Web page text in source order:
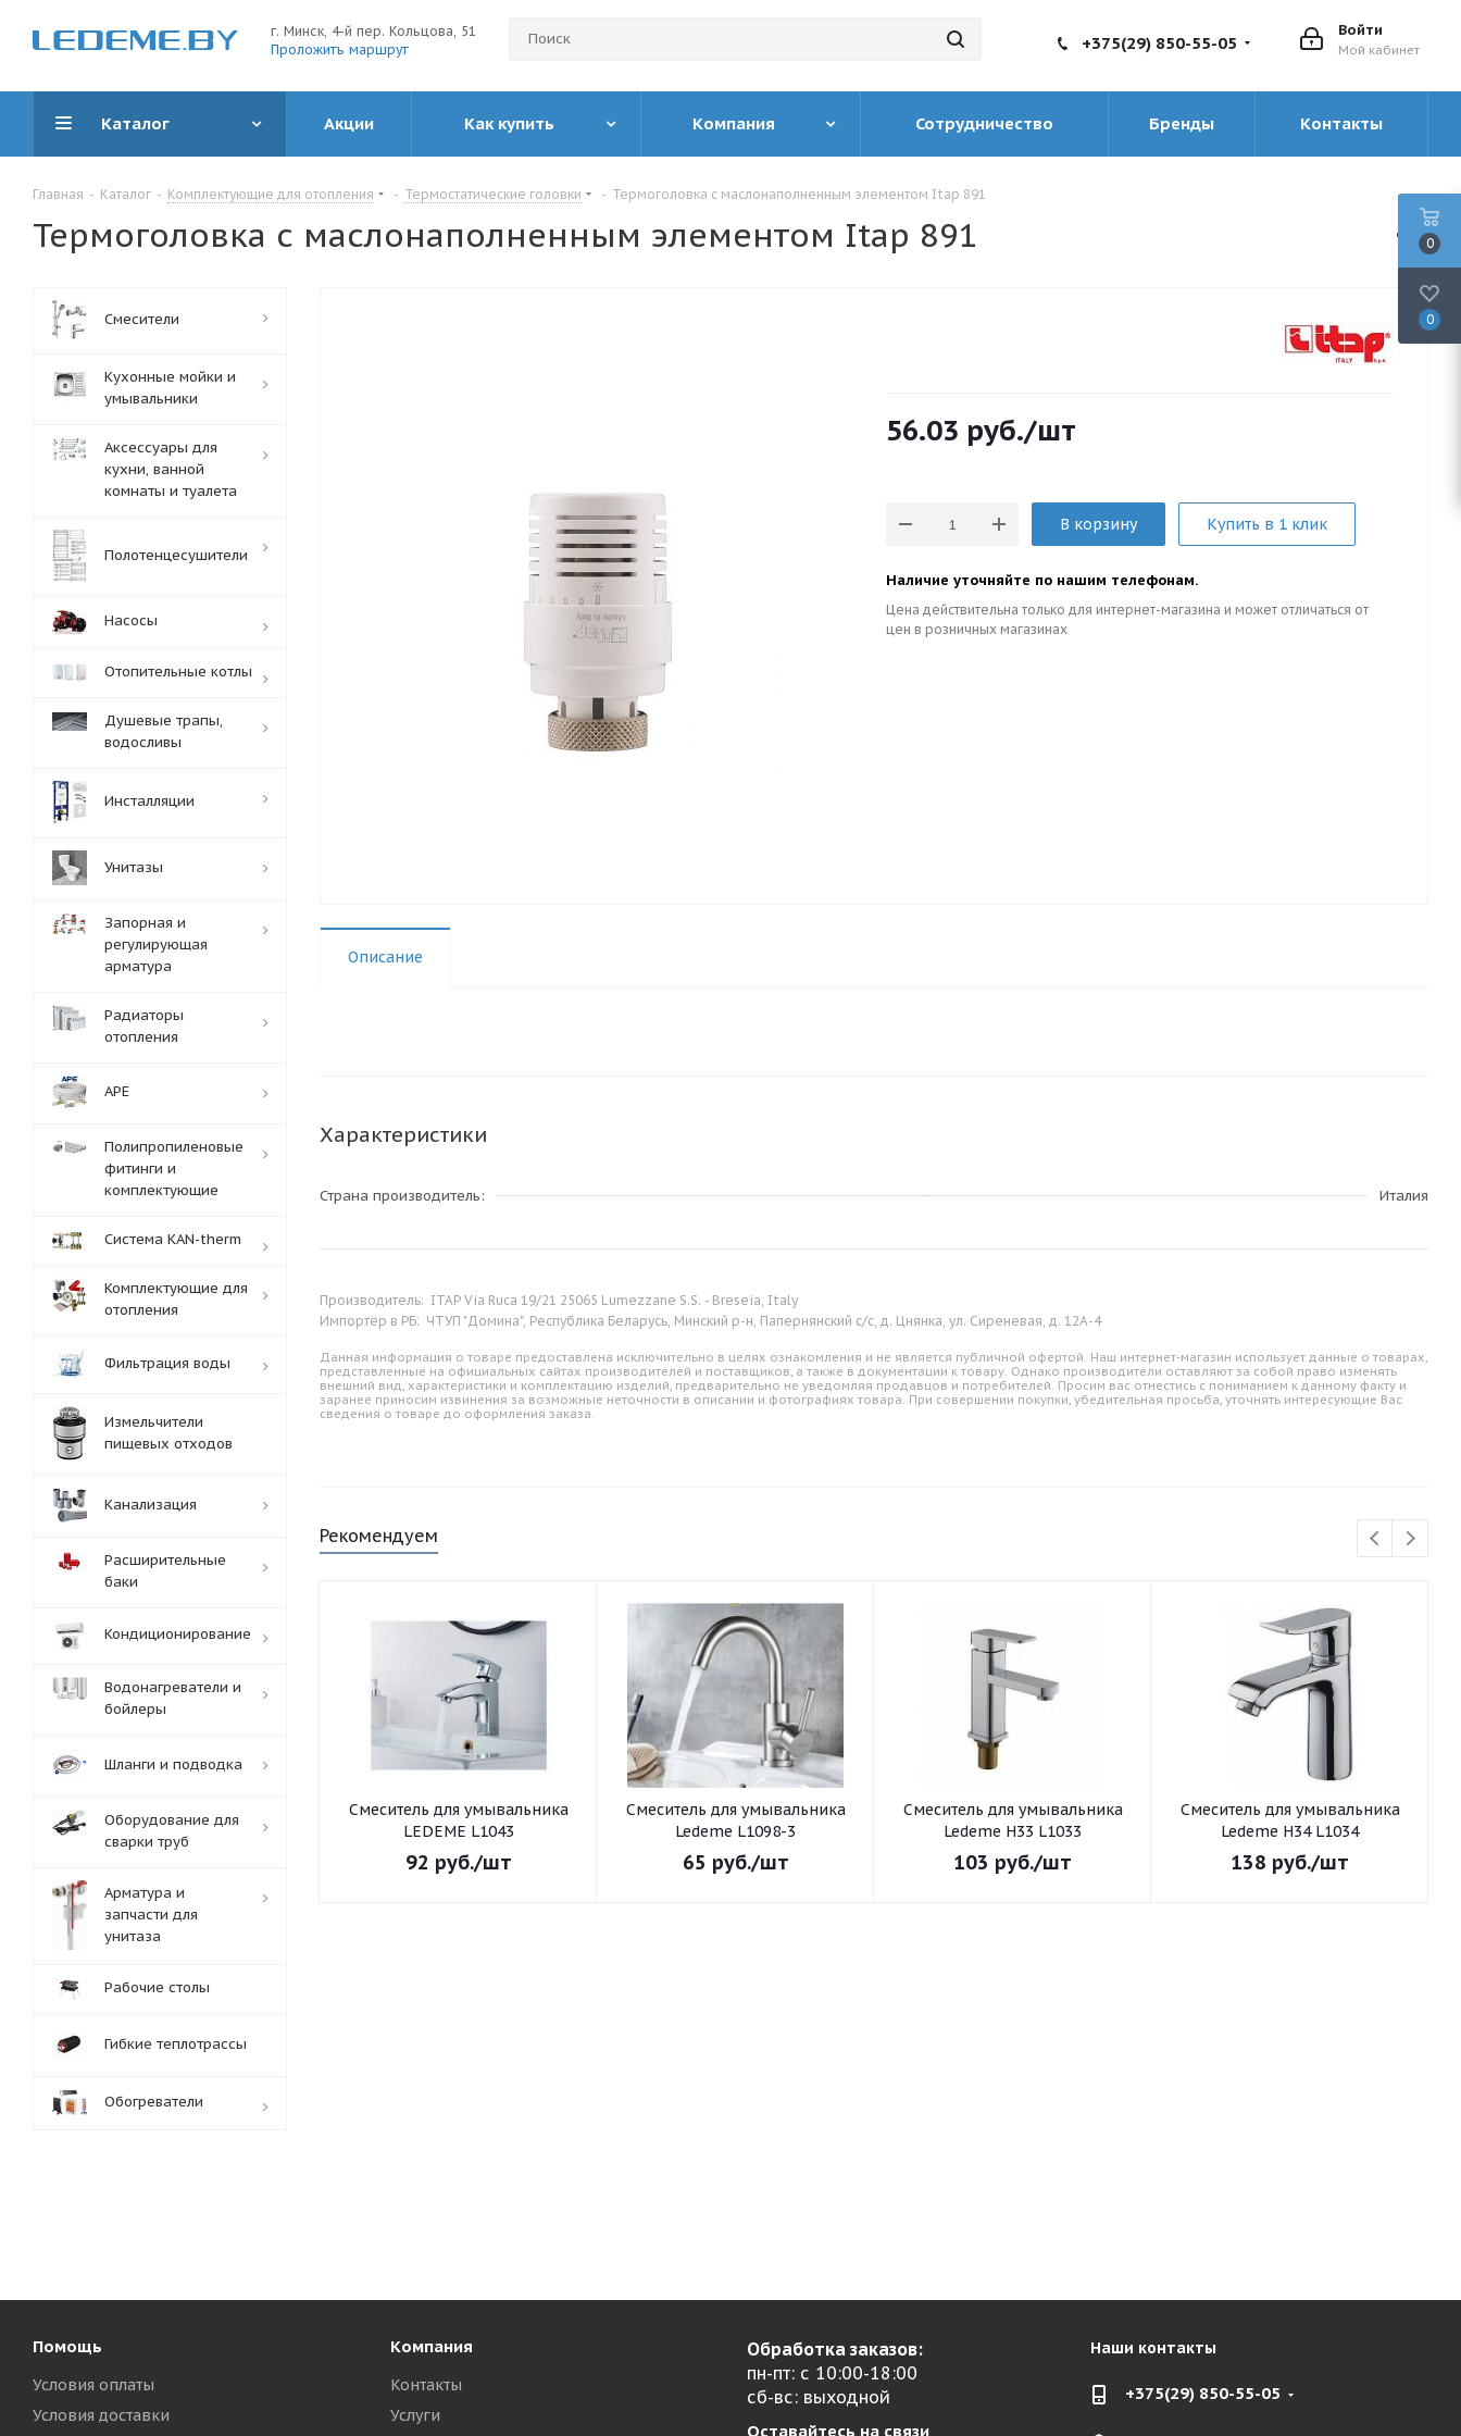
г. Минск, 4-й пер. Кольцова, 51
Проложить маршрут
Войти
Мой кабинет
+375(29) 850-55-05
Каталог Акции Как купить Компания Сотрудничество Бренды Контакты
Главная - Каталог - Комплектующие для отопления - Термостатические головки - Термоголовка с маслонаполненным элементом Itap 891
Термоголовка с маслонаполненным элементом Itap 891
56.03 руб./шт
В корзину Купить в 1 клик
Наличие уточняйте по нашим телефонам.
Цена действительна только для интернет-магазина и может отличаться от
цен в розничных магазинах
Описание
Характеристики
Страна производитель Италия
Производитель: ITAP Via Ruca 19/21 25065 Lumezzane S.S. - Breseia, Italy
Импортёр в РБ: ЧТУП "Домина", Республика Беларусь, Минский р-н, Папернянский с/с, д. Цнянка, ул. Сиреневая, д. 12А-4
Данная информация о товаре предоставлена исключительно в целях ознакомления и не является публичной офертой. Наш интернет-магазин использует данные о товарах,
представленные на официальных сайтах производителей и поставщиков, а также в документации к товару. Однако производители оставляют за собой право изменять
внешний вид, характеристики и комплектацию изделий, предварительно не уведомляя продавцов и потребителей. Просим вас отнестись с пониманием к данному факту и
заранее приносим извинения за возможные неточности в описании и фотографиях товара. При совершении покупки, убедительная просьба, уточнять интересующие Вас
сведения о товаре до оформления заказа.
Рекомендуем
Смеситель для умывальника
LEDEME L1043
92 руб./шт
Смеситель для умывальника
Ledeme L1098-3
65 руб./шт
Смеситель для умывальника
Ledeme H33 L1033
103 руб./шт
Смеситель для умывальника
Ledeme H34 L1034
138 руб./шт
Смесители
Кухонные мойки и
умывальники
Аксессуары для
кухни, ванной
комнаты и туалета
Полотенцесушители
Насосы
Отопительные котлы
Душевые трапы,
водосливы
Инсталляции
Унитазы
Запорная и
регулирующая
арматура
Радиаторы
отопления
APE
Полипропиленовые
фитинги и
комплектующие
Система KAN-therm
Комплектующие для
отопления
Фильтрация воды
Измельчители
пищевых отходов
Канализация
Расширительные
баки
Кондиционирование
Водонагреватели и
бойлеры
Шланги и подводка
Оборудование для
сварки труб
Арматура и
запчасти для
унитаза
Рабочие столы
Гибкие теплотрассы
Обогреватели
Помощь
Условия оплаты
Условия доставки
Компания
Контакты
Услуги
Обработка заказов:
пн-пт: с 10:00-18:00
сб-вс: выходной
Оставайтесь на связи
Наши контакты
+375(29) 850-55-05
0
0